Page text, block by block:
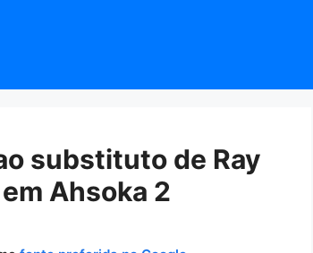
substituto de Ray
Ahsoka 2